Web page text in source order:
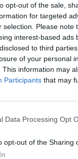
opt-out of the sale,
for targeted
selection. Please
interest-based ads
to third
of your personal
This information may
Participants that may
Data Processing Opt
opt-out of the Sharing
/ 09.12.2022 19:55
CUP
date e avversarie
nella European
inizieranno il